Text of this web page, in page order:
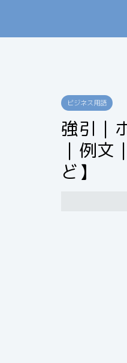
ビジネス用語
強引｜
｜例
ど】